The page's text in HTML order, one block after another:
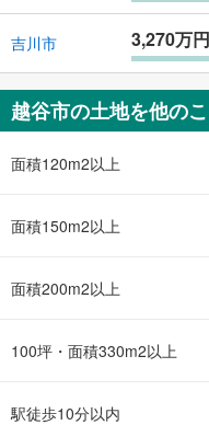
吉川市 3,270万円
越谷市の土地を他の
面積120m2以上
面積150m2以上
面積200m2以上
100坪・面積330m2以上
駅徒歩10分以内